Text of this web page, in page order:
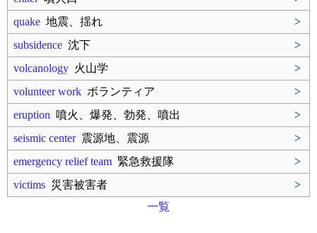
quake 地震、揺れ
>
subsidence 沈下
>
volcanology 火山学
>
volunteer work ボランティア
>
eruption 噴火、爆発、勃発、噴出
>
seismic center震源地、震源
>
emergency relief team 緊急救援隊
>
victims 災害被害者
>
一覧